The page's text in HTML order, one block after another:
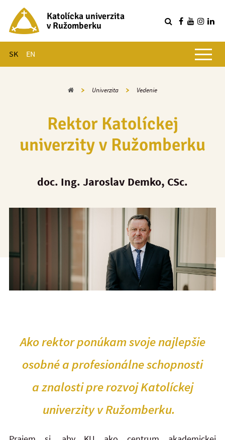
Katolícka univerzita
v Ružomberku
SK EN
Hlavné menu
Domov Univerzita Vedenie
Rektor Katolíckej
univerzity v Ružomberku
doc. Ing. Jaroslav Demko, CSc.
Ako rektor ponúkam svoje najlepšie
osobné a profesionálne schopnosti
a znalosti pre rozvoj Katolíckej
univerzity v Ružomberku.